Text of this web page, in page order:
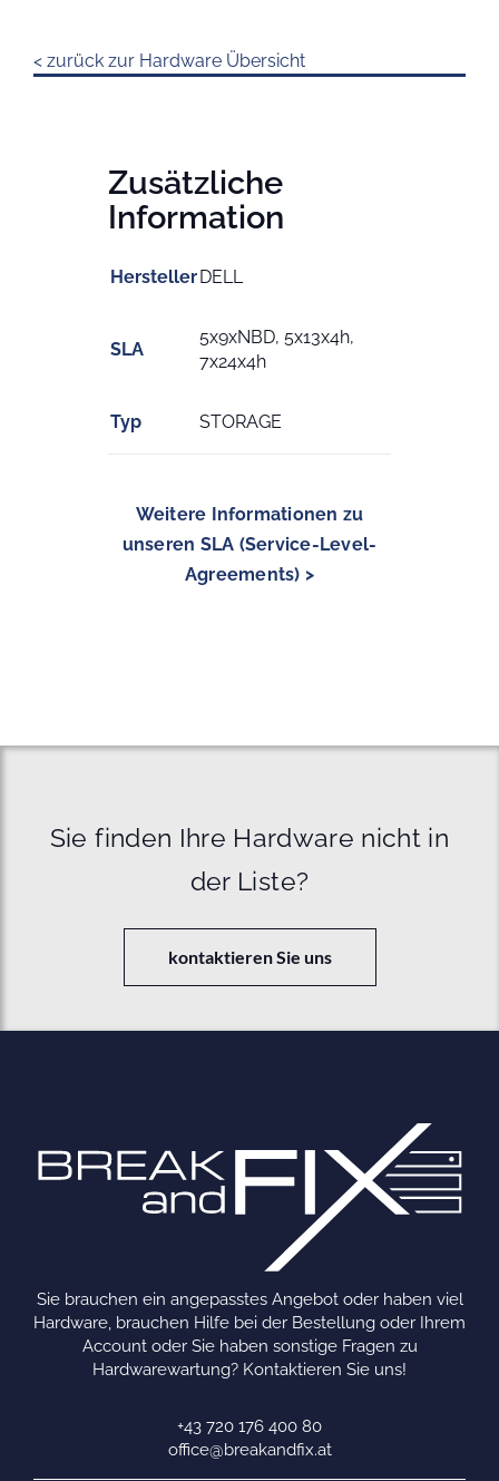
< zurück zur Hardware Übersicht
Zusätzliche
Information
HerstellerDELL
SLA
5x9xNBD, 5x13x4h,
7x24x4h
Typ STORAGE
Weitere Informationen zu
unseren SLA (Service-Level-
Agreements) >
Sie finden Ihre Hardware nicht in
der Liste?
kontaktieren Sie uns
Sie brauchen ein angepasstes Angebot oder haben viel
Hardware, brauchen Hilfe bei der Bestellung oder Ihrem
Account oder Sie haben sonstige Fragen zu
Hardwarewartung? Kontaktieren Sie uns!
+43 720 176 400 80
office@breakandfix.at